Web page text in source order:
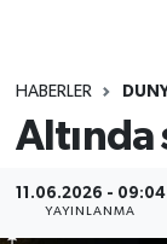
HABERLER
Altında
11.06.2026 - 09:04
YAYINLANMA
Gündem
Kültür
Tüm
Son